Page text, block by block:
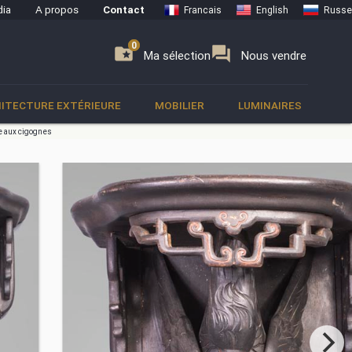
A propos Contact Francais English Russe
folder_special Ma sélection
0 forum Nous vendre
0
EXTÉRIEURE MOBILIER LUMINAIRES
aux cigognes